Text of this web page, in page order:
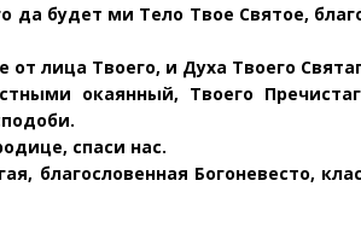
да будет ми Тело Твое Святое,
лица Твоего, и Духа Твоего
окаянный, Твоего
спаси нас.
благословенная Богоневесто,